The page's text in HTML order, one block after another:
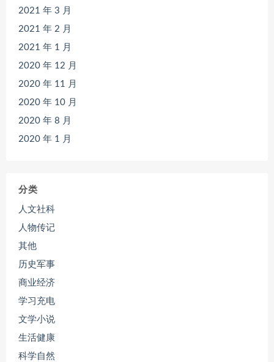
2021 年 3 月
2021 年 2 月
2021 年 1 月
2020 年 12 月
2020 年 11 月
2020 年 10 月
2020 年 8 月
2020 年 1 月
分类
人文社科
人物传记
其他
历史军事
商业经济
学习充电
文学小说
生活健康
科学自然